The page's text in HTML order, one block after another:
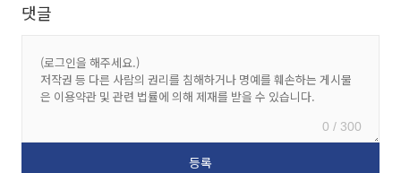
댓글
0 / 300